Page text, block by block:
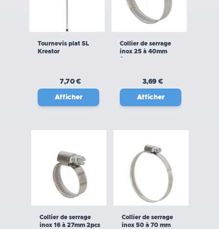
Tournevis plat SL
Kreator
7,70 €
Afficher
Collier de serrage
inox 25 à 40mm
2pcs
3,69 €
Afficher
Collier de serrage
inox 16 à 27mm 2pcs
Collier de serrage
inox 50 à 70 mm